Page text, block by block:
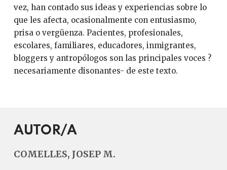
vez, han contado sus ideas y experiencias sobre lo
que les afecta, ocasionalmente con entusiasmo,
prisa o vergüenza. Pacientes, profesionales,
escolares, familiares, educadores, inmigrantes,
bloggers y antropólogos son las principales voces ?
necesariamente disonantes- de este texto.
AUTOR/A
COMELLES, JOSEP M.